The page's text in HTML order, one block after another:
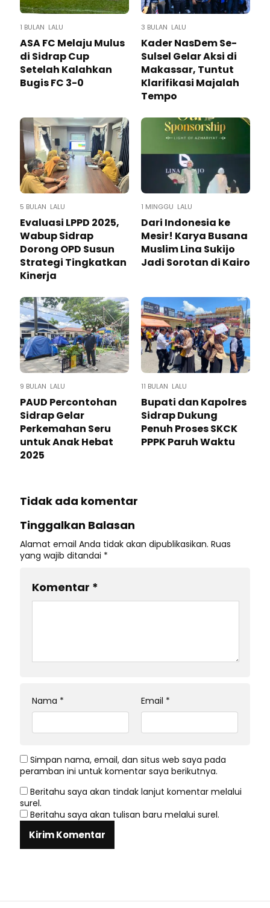
1 BULAN LALU
ASA FC Melaju Mulus
di Sidrap Cup
Setelah Kalahkan
Bugis FC 3-0
3 BULAN LALU
Kader NasDem Se-
Sulsel Gelar Aksi di
Makassar, Tuntut
Klarifikasi Majalah
Tempo
5 BULAN LALU
Evaluasi LPPD 2025,
Wabup Sidrap
Dorong OPD Susun
Strategi Tingkatkan
Kinerja
1 MINGGU LALU
Dari Indonesia ke
Mesir! Karya Busana
Muslim Lina Sukijo
Jadi Sorotan di Kairo
9 BULAN LALU
PAUD Percontohan
Sidrap Gelar
Perkemahan Seru
untuk Anak Hebat
2025
11 BULAN LALU
Bupati dan Kapolres
Sidrap Dukung
Penuh Proses SKCK
PPPK Paruh Waktu
Tidak ada komentar
Tinggalkan Balasan
Alamat email Anda tidak akan dipublikasikan. Ruas
yang wajib ditandai *
Komentar *
Nama * Email *
Simpan nama, email, dan situs web saya pada
peramban ini untuk komentar saya berikutnya.
Beritahu saya akan tindak lanjut komentar melalui
surel.
Beritahu saya akan tulisan baru melalui surel.